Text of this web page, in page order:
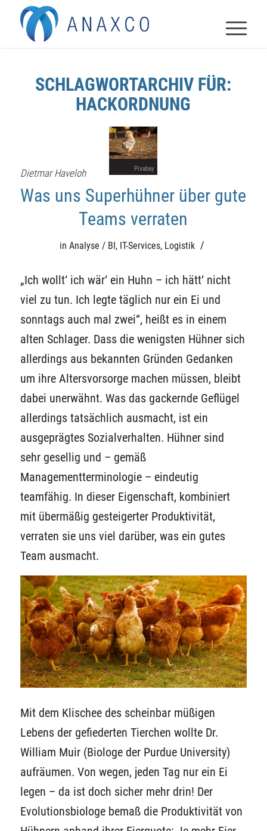
SCHLAGWORTARCHIV FÜR:
HACKORDNUNG
Dietmar Haveloh Pixabay
Was uns Superhühner über gute
Teams verraten
in Analyse / BI, IT-Services, Logistik /
„Ich wollt‘ ich wär‘ ein Huhn – ich hätt‘ nicht
viel zu tun. Ich legte täglich nur ein Ei und
sonntags auch mal zwei“, heißt es in einem
alten Schlager. Dass die wenigsten Hühner sich
allerdings aus bekannten Gründen Gedanken
um ihre Altersvorsorge machen müssen, bleibt
dabei unerwähnt. Was das gackernde Geflügel
allerdings tatsächlich ausmacht, ist ein
ausgeprägtes Sozialverhalten. Hühner sind
sehr gesellig und – gemäß
Managementterminologie – eindeutig
teamfähig. In dieser Eigenschaft, kombiniert
mit übermäßig gesteigerter Produktivität,
verraten sie uns viel darüber, was ein gutes
Team ausmacht.
Mit dem Klischee des scheinbar müßigen
Lebens der gefiederten Tierchen wollte Dr.
William Muir (Biologe der Purdue University)
aufräumen. Von wegen, jeden Tag nur ein Ei
legen – da ist doch sicher mehr drin! Der
Evolutionsbiologe bemaß die Produktivität von